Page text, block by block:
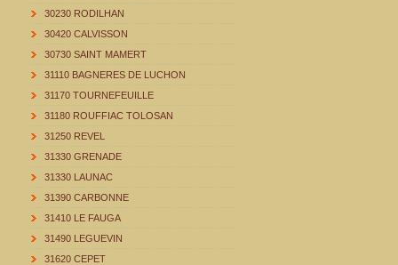
30230 RODILHAN
30420 CALVISSON
30730 SAINT MAMERT
31110 BAGNERES DE LUCHON
31170 TOURNEFEUILLE
31180 ROUFFIAC TOLOSAN
31250 REVEL
31330 GRENADE
31330 LAUNAC
31390 CARBONNE
31410 LE FAUGA
31490 LEGUEVIN
31620 CEPET